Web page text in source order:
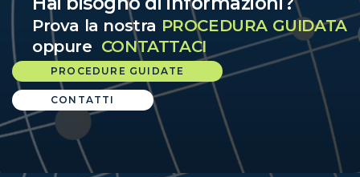
Prova la nostra PROCEDURA GUIDATA
oppure CONTATTACI
PROCEDURE GUIDATE
CONTATTI